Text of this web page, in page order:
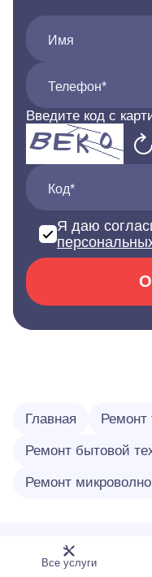
Имя
Телефон*
Введите код с
Код*
Я даю
Главная Ремонт
Ремонт бытовой
Ремонт
Услуги
Все услуги